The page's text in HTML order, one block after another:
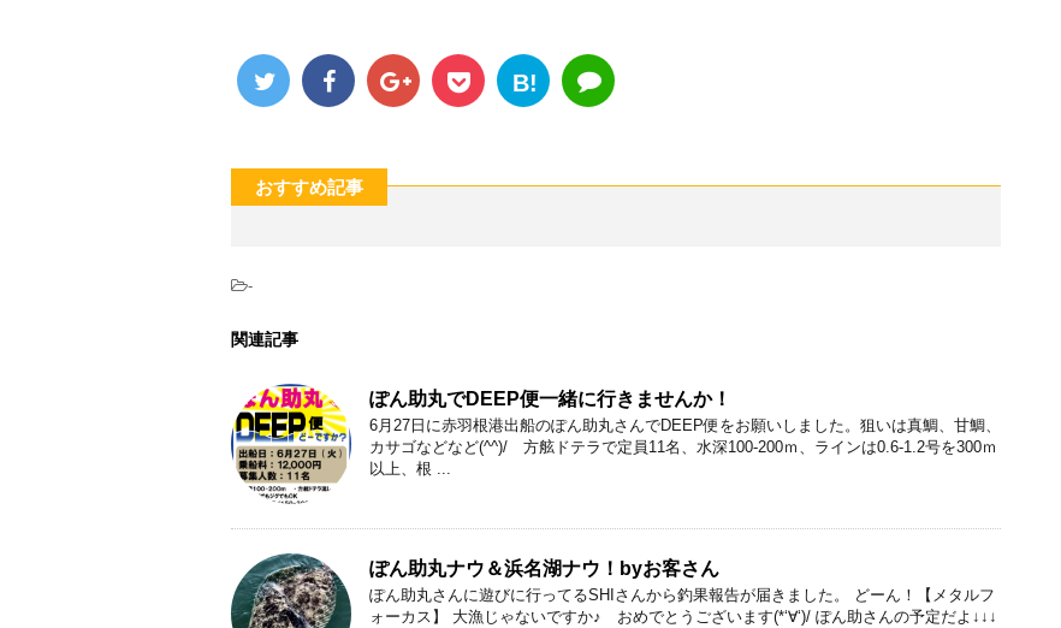
B!
おすすめ記事
-
関連記事
ぽん助丸でDEEP便一緒に行きませんか！
6月27日に赤羽根港出船のぽん助丸さんでDEEP便をお願いしました。狙いは真鯛、甘鯛、
カサゴなどなど(^^)/ 方舷ドテラで定員11名、水深100-200ｍ、ラインは0.6-1.2号を300ｍ
以上、根 ...
ぽん助丸ナウ＆浜名湖ナウ！byお客さん
ぽん助丸さんに遊びに行ってるSHIさんから釣果報告が届きました。 どーん！【メタルフ
ォーカス】 大漁じゃないですか♪ おめでとうございます(*‘∀‘)/ ぽん助さんの予定だよ↓↓↓